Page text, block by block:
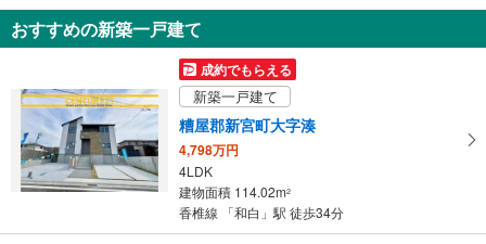
知
を
け
取
る
・
条
おすすめの新築一戸建て
成約でもらえる
新築一戸建て
糟屋郡新宮町大字湊
4,798万円
4LDK
建物面積 114.02m2
香椎線 「和白」駅 徒歩34分